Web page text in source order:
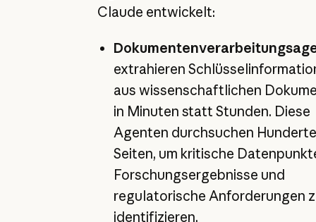
Claude entwickelt:
extrahieren
aus wissenschaftlichen
in Minuten statt Stunden. Diese
Agenten durchsuchen
Seiten, um kritische
Forschungsergebnisse und
regulatorische Anforderungen
identifizieren.